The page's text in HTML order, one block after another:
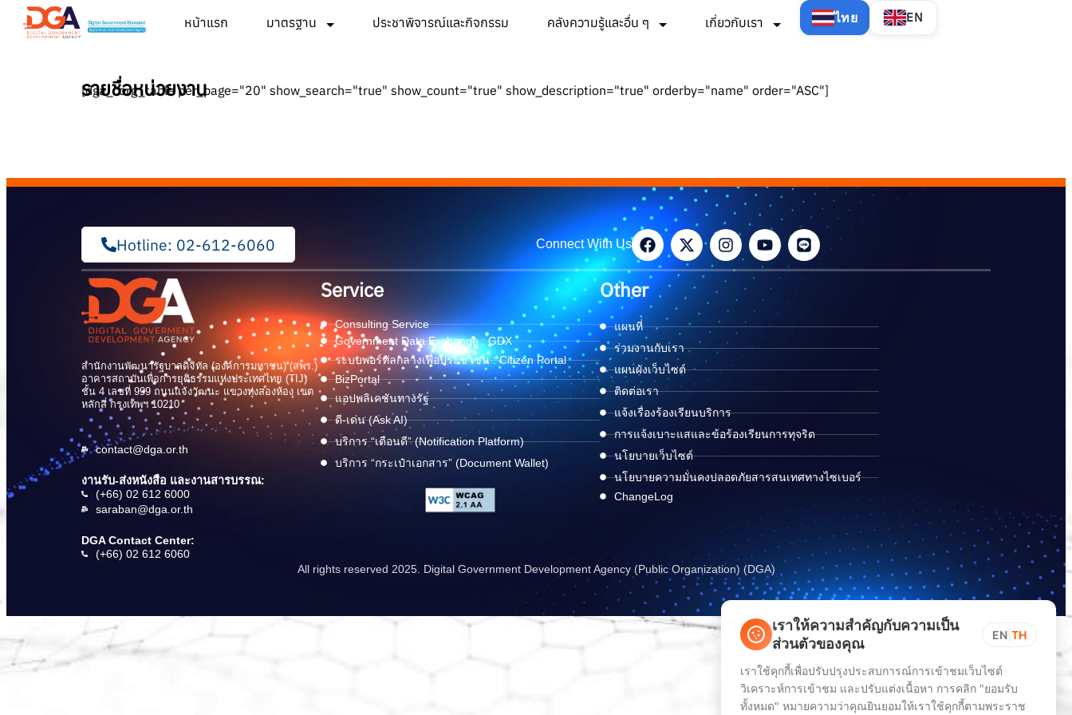
หน้าแรก มาตรฐาน ประชาพิจารณ์และกิจกรรม คลังความรู้และอื่น ๆ เกี่ยวกับเรา ไทย EN
รายชื่อหน่วยงาน
[dga_corg_table per_page="20" show_search="true" show_count="true" show_description="true" orderby="name" order="ASC"]
Hotline: 02-612-6060 Connect With Us
สำนักงานพัฒนารัฐบาลดิจิทัล (องค์การมหาชน) (สพร.)
อาคารสถาบันเพื่อการยุติธรรมแห่งประเทศไทย (TIJ)
ชั้น 4 เลขที่ 999 ถนนแจ้งวัฒนะ แขวงทุ่งสองห้อง เขต
หลักสี่ กรุงเทพฯ 10210
contact@dga.or.th
งานรับ-ส่งหนังสือ และงานสารบรรณ:
(+66) 02 612 6000
saraban@dga.or.th
DGA Contact Center:
(+66) 02 612 6060
Service
Consulting Service
Government Data Exchange : GDX
ระบบพอร์ทัลกลางเพื่อประชาชน : Citizen Portal
BizPortal
แอปพลิเคชันทางรัฐ
ดี-เด่น (Ask AI)
บริการ “เตือนดี” (Notification Platform)
บริการ “กระเป๋าเอกสาร” (Document Wallet)
Other
แผนที่
ร่วมงานกับเรา
แผนผังเว็บไซต์
ติดต่อเรา
แจ้งเรื่องร้องเรียนบริการ
การแจ้งเบาะแสและข้อร้องเรียนการทุจริต
นโยบายเว็บไซต์
นโยบายความมั่นคงปลอดภัยสารสนเทศทางไซเบอร์
ChangeLog
All rights reserved 2025. Digital Government Development Agency (Public Organization) (DGA)
เราให้ความสำคัญกับความเป็น
ส่วนตัวของคุณ
EN TH
เราใช้คุกกี้เพื่อปรับปรุงประสบการณ์การเข้าชมเว็บไซต์
วิเคราะห์การเข้าชม และปรับแต่งเนื้อหา การคลิก "ยอมรับ
ทั้งหมด" หมายความว่าคุณยินยอมให้เราใช้คุกกี้ตามพระราช